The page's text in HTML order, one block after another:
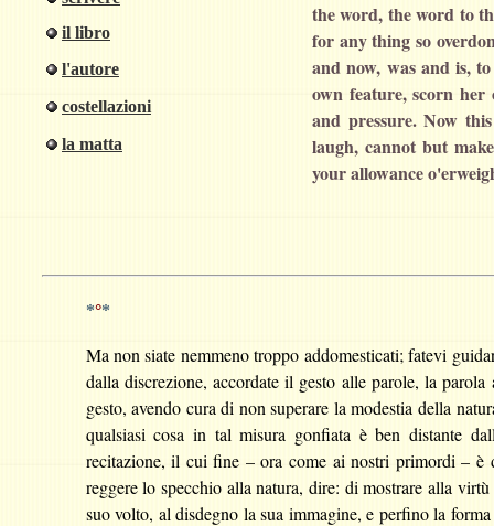
il libro
l'autore
costellazioni
la matta
the word, the word to
for any thing so
and now, was and is,
own feature, scorn
and pressure. Now
laugh, cannot but
your allowance
*°*
Ma non siate nemmeno troppo addomesticati; fatevi
dalla discrezione, accordate il gesto alle parole, la parola
gesto, avendo cura di non superare la modestia della
qualsiasi cosa in tal misura gonfiata è ben distante
recitazione, il cui fine – ora come ai nostri primordi – è
reggere lo specchio alla natura, dire: di mostrare alla
suo volto, al disdegno la sua immagine, e perfino la